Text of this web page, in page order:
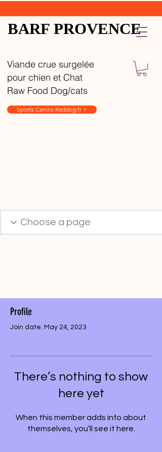
BARF PROVENCE
Viande crue surgelée
pour chien et Chat
Raw Food Dog/cats
Sports Canins Raddog.fr >
Profile
Join date: May 24, 2023
There’s nothing to show
here yet
When this member adds info about
themselves, you’ll see it here.